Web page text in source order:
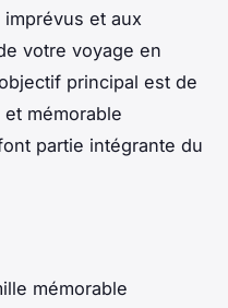
et aux
votre voyage en
principal est de
mémorable
partie intégrante du
mémorable